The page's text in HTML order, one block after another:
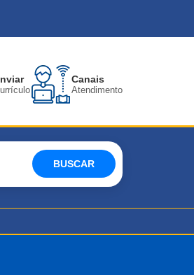
Canais
Atendimento
BUSCAR